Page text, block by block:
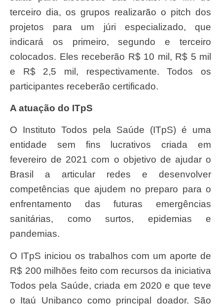
terceiro dia, os grupos realizarão o pitch dos
projetos para um júri especializado, que
indicará os primeiro, segundo e terceiro
colocados. Eles receberão R$ 10 mil, R$ 5 mil
e R$ 2,5 mil, respectivamente. Todos os
participantes receberão certificado.
A atuação do ITpS
O Instituto Todos pela Saúde (ITpS) é uma
entidade sem fins lucrativos criada em
fevereiro de 2021 com o objetivo de ajudar o
Brasil a articular redes e desenvolver
competências que ajudem no preparo para o
enfrentamento das futuras emergências
sanitárias, como surtos, epidemias e
pandemias.
O ITpS iniciou os trabalhos com um aporte de
R$ 200 milhões feito com recursos da iniciativa
Todos pela Saúde, criada em 2020 e que teve
o Itaú Unibanco como principal doador. São